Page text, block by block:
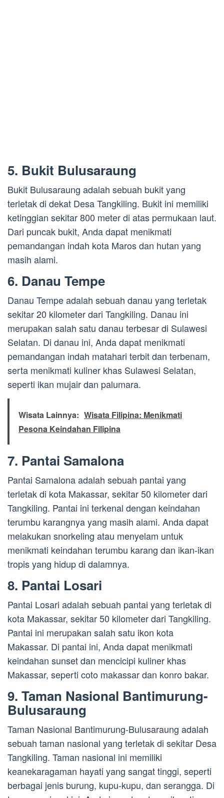
5. Bukit Bulusaraung
Bukit Bulusaraung adalah sebuah bukit yang
terletak di dekat Desa Tangkiling. Bukit ini memiliki
ketinggian sekitar 800 meter di atas permukaan laut.
Dari puncak bukit, Anda dapat menikmati
pemandangan indah kota Maros dan hutan yang
masih alami.
6. Danau Tempe
Danau Tempe adalah sebuah danau yang terletak
sekitar 20 kilometer dari Tangkiling. Danau ini
merupakan salah satu danau terbesar di Sulawesi
Selatan. Di danau ini, Anda dapat menikmati
pemandangan indah matahari terbit dan terbenam,
serta menikmati kuliner khas Sulawesi Selatan,
seperti ikan mujair dan palumara.
Wisata Lainnya: Wisata Filipina: Menikmati
Pesona Keindahan Filipina
7. Pantai Samalona
Pantai Samalona adalah sebuah pantai yang
terletak di kota Makassar, sekitar 50 kilometer dari
Tangkiling. Pantai ini terkenal dengan keindahan
terumbu karangnya yang masih alami. Anda dapat
melakukan snorkeling atau menyelam untuk
menikmati keindahan terumbu karang dan ikan-ikan
tropis yang hidup di dalamnya.
8. Pantai Losari
Pantai Losari adalah sebuah pantai yang terletak di
kota Makassar, sekitar 50 kilometer dari Tangkiling.
Pantai ini merupakan salah satu ikon kota
Makassar. Di pantai ini, Anda dapat menikmati
keindahan sunset dan mencicipi kuliner khas
Makassar, seperti coto makassar dan konro bakar.
9. Taman Nasional Bantimurung-
Bulusaraung
Taman Nasional Bantimurung-Bulusaraung adalah
sebuah taman nasional yang terletak di sekitar Desa
Tangkiling. Taman nasional ini memiliki
keanekaragaman hayati yang sangat tinggi, seperti
berbagai jenis burung, kupu-kupu, dan serangga. Di